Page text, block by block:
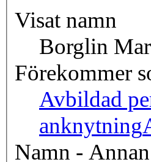
Visat namn
Borglin
Förekommer
Avbildad
anknytning
Namn -